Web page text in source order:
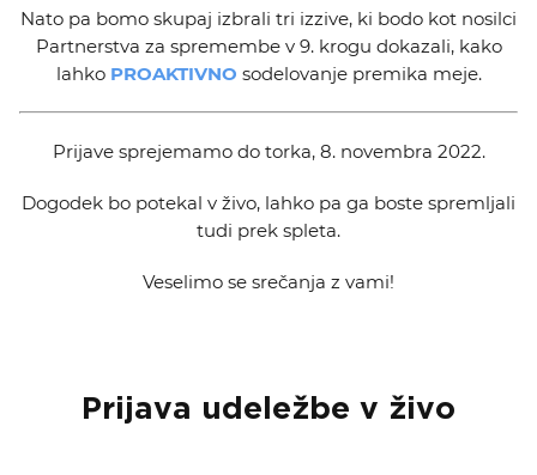
Nato pa bomo skupaj izbrali tri izzive, ki bodo kot nosilci
Partnerstva za spremembe v 9. krogu dokazali, kako
lahko PROAKTIVNO sodelovanje premika meje.
Prijave sprejemamo do torka, 8. novembra 2022.
Dogodek bo potekal v živo, lahko pa ga boste spremljali
tudi prek spleta.
Veselimo se srečanja z vami!
Prijava udeležbe v živo